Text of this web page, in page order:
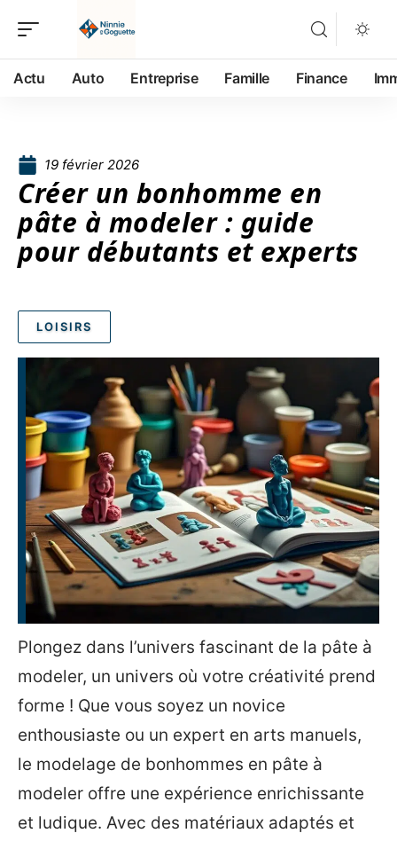
Actu Auto Entreprise Famille Finance
19 février 2026
Créer un bonhomme en
pâte à modeler : guide
pour débutants et experts
LOISIRS
Plongez dans l’univers fascinant de la pâte à
modeler, un univers où votre créativité prend
forme ! Que vous soyez un novice
enthousiaste ou un expert en arts manuels,
le modelage de bonhommes en pâte à
modeler offre une expérience enrichissante
et ludique. Avec des matériaux adaptés et